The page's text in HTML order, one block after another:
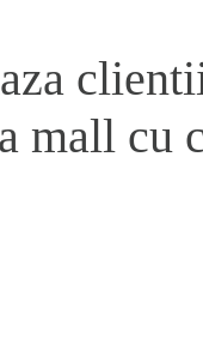
mall cu